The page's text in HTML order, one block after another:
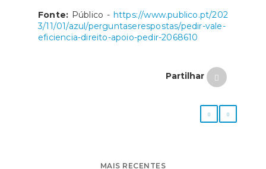
Fonte: Público - https://www.publico.pt/202
3/11/01/azul/perguntaserespostas/pedir-vale-
eficiencia-direito-apoio-pedir-2068610
Partilhar
MAIS RECENTES